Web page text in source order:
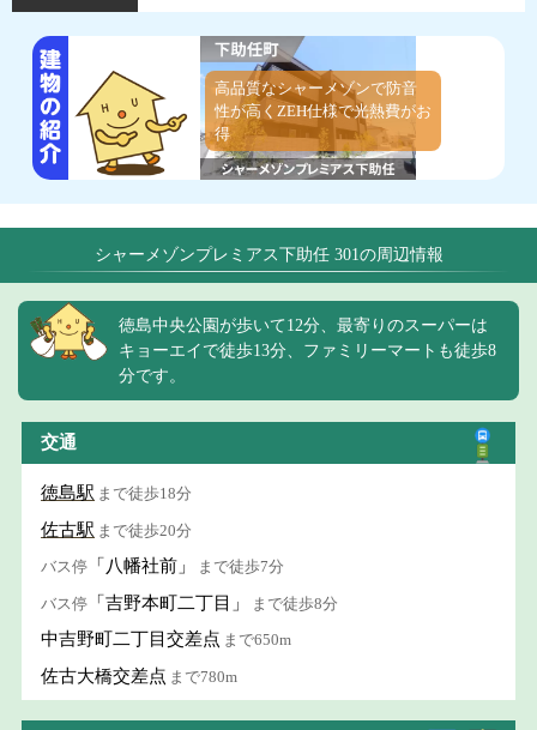
高品質なシャーメゾンで防音
性が高くZEH仕様で光熱費がお
得
シャーメゾンプレミアス下助任 301の周辺情報
徳島中央公園が歩いて12分、最寄りのスーパーは
キョーエイで徒歩13分、ファミリーマートも徒歩8
分です。
交通
徳島駅 まで徒歩18分
佐古駅 まで徒歩20分
バス停 「八幡社前」 まで徒歩7分
バス停 「吉野本町二丁目」 まで徒歩8分
中吉野町二丁目交差点 まで650m
佐古大橋交差点 まで780m